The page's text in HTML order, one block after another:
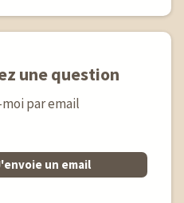
une question
par email
un email